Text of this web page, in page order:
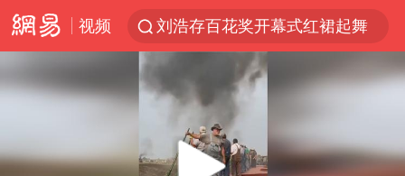
视频
刘浩存百花奖开幕式红裙起舞
张本智和：零封向鹏不意外
泰国初中生饮弹自尽前开了26枪